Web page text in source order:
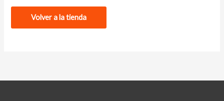
Volver a la tienda